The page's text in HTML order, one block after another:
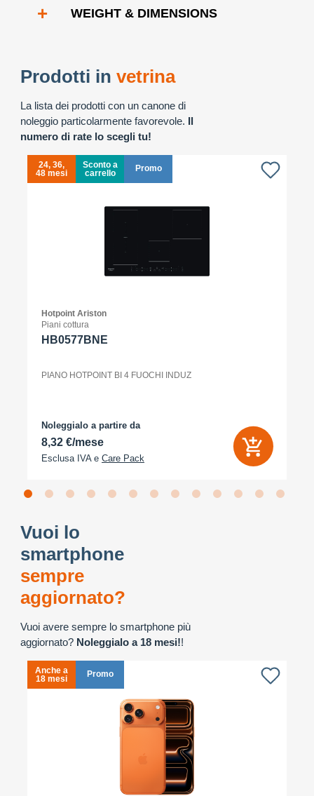
+ WEIGHT & DIMENSIONS
Prodotti in vetrina
La lista dei prodotti con un canone di
noleggio particolarmente favorevole. Il
numero di rate lo scegli tu!
24, 36,
48 mesi
Sconto a
carrello
Promo
Hotpoint Ariston
Piani cottura
HB0577BNE
PIANO HOTPOINT BI 4 FUOCHI INDUZ
Noleggialo a partire da
8,32 €/mese
Esclusa IVA e Care Pack
Vuoi lo
smartphone
sempre
aggiornato?
Vuoi avere sempre lo smartphone più
aggiornato? Noleggialo a 18 mesi!!
Anche a
18 mesi
Promo